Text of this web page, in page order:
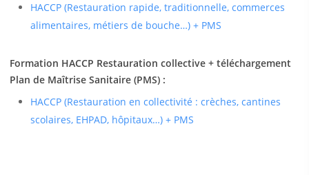
HACCP (Restauration rapide, traditionnelle, commerces
alimentaires, métiers de bouche…) + PMS
Formation HACCP Restauration collective + téléchargement
Plan de Maîtrise Sanitaire (PMS) :
HACCP (Restauration en collectivité : crèches, cantines
scolaires, EHPAD, hôpitaux…) + PMS